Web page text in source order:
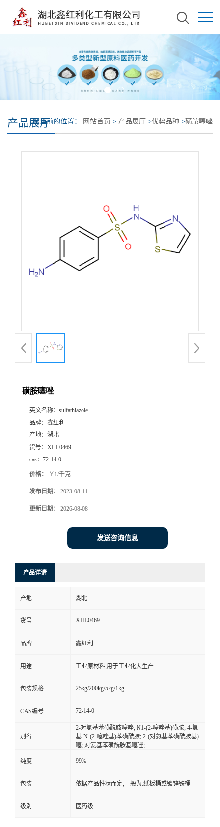
产品展厅您当前的位置： 网站首页 > 产品展厅 >优势品种 >磺胺噻唑
磺胺噻唑
英文名称： sulfathiazole
品牌： 鑫红利
产地： 湖北
货号： XHL0469
cas： 72-14-0
价格： ￥1/千克
发布日期： 2023-08-11
更新日期： 2026-08-08
发送咨询信息
产品详请
产地 湖北
货号 XHL0469
品牌 鑫红利
用途 工业原材料,用于工业化大生产
包装规格 25kg/200kg/5kg/1kg
CAS编号 72-14-0
别名
2-对氨基苯磺酰胺噻唑; N1-(2-噻唑基)磺胺; 4-氨
基-N-(2-噻唑基)苯磺酰胺; 2-(对氨基苯磺酰胺基)
噻; 对氨基苯磺酰胺基噻唑;
纯度 99%
包装 依据产品性状而定,一般为:纸板桶或镀锌铁桶
级别 医药级